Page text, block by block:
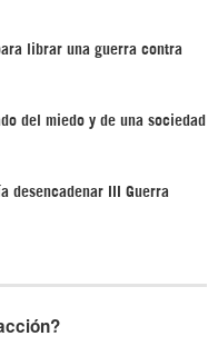
librar una guerra contra
del miedo y de una sociedad
desencadenar III Guerra